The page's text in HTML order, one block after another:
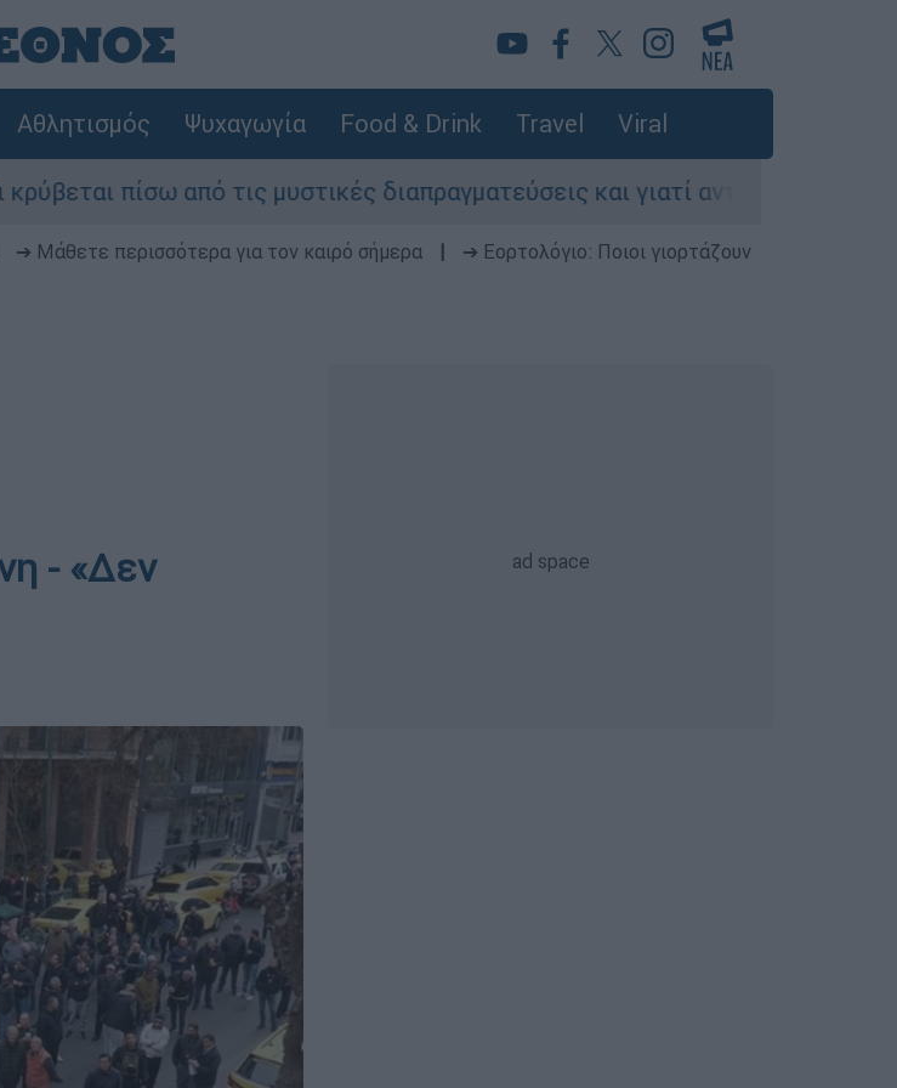
Αθλητισμός Ψυχαγωγία Food & Drink Travel Viral
από τις μυστικές διαπραγματεύσεις και γιατί αντιδρούν οι ΗΠΑ
➔ Μάθετε περισσότερα για τον καιρό σήμερα
➔ Εορτολόγιο: Ποιοι γιορτάζουν
- «Δεν